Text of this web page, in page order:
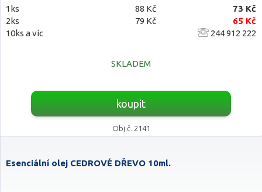
1ks 88 Kč
73 Kč
2ks
79 Kč
65 Kč
10ks a víc
244 912 222
SKLADEM
koupit
Obj.č. 2141
Esenciální olej CEDROVÉ DŘEVO 10ml.